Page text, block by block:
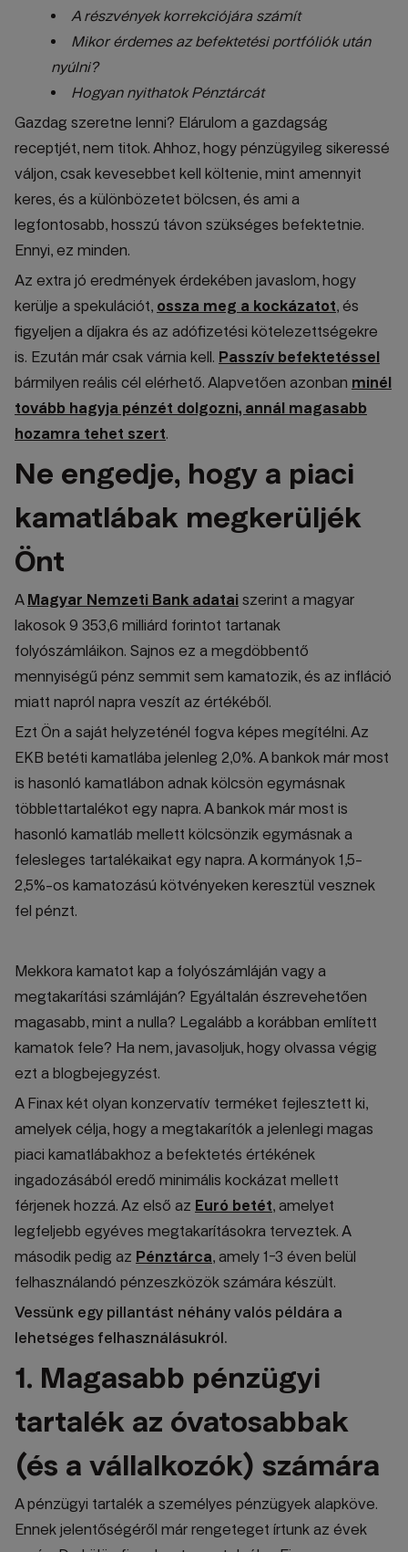
A részvények korrekciójára számít
Mikor érdemes az befektetési portfóliók után
nyúlni?
Hogyan nyithatok Pénztárcát
Gazdag szeretne lenni? Elárulom a gazdagság
receptjét, nem titok. Ahhoz, hogy pénzügyileg sikeressé
váljon, csak kevesebbet kell költenie, mint amennyit
keres, és a különbözetet bölcsen, és ami a
legfontosabb, hosszú távon szükséges befektetnie.
Ennyi, ez minden.
Az extra jó eredmények érdekében javaslom, hogy
kerülje a spekulációt, ossza meg a kockázatot, és
figyeljen a díjakra és az adófizetési kötelezettségekre
is. Ezután már csak várnia kell. Passzív befektetéssel
bármilyen reális cél elérhető. Alapvetően azonban minél
tovább hagyja pénzét dolgozni, annál magasabb
hozamra tehet szert.
Ne engedje, hogy a piaci
kamatlábak megkerüljék
Önt
A Magyar Nemzeti Bank adatai szerint a magyar
lakosok 9 353,6 milliárd forintot tartanak
folyószámláikon. Sajnos ez a megdöbbentő
mennyiségű pénz semmit sem kamatozik, és az infláció
miatt napról napra veszít az értékéből.
Ezt Ön a saját helyzeténél fogva képes megítélni. Az
EKB betéti kamatlába jelenleg 2,0%. A bankok már most
is hasonló kamatlábon adnak kölcsön egymásnak
többlettartalékot egy napra. A bankok már most is
hasonló kamatláb mellett kölcsönzik egymásnak a
felesleges tartalékaikat egy napra. A kormányok 1,5-
2,5%-os kamatozású kötvényeken keresztül vesznek
fel pénzt.
Mekkora kamatot kap a folyószámláján vagy a
megtakarítási számláján? Egyáltalán észrevehetően
magasabb, mint a nulla? Legalább a korábban említett
kamatok fele? Ha nem, javasoljuk, hogy olvassa végig
ezt a blogbejegyzést.
A Finax két olyan konzervatív terméket fejlesztett ki,
amelyek célja, hogy a megtakarítók a jelenlegi magas
piaci kamatlábakhoz a befektetés értékének
ingadozásából eredő minimális kockázat mellett
férjenek hozzá. Az első az Euró betét, amelyet
legfeljebb egyéves megtakarításokra terveztek. A
második pedig az Pénztárca, amely 1-3 éven belül
felhasználandó pénzeszközök számára készült.
Vessünk egy pillantást néhány valós példára a
lehetséges felhasználásukról.
1. Magasabb pénzügyi
tartalék az óvatosabbak
(és a vállalkozók) számára
A pénzügyi tartalék a személyes pénzügyek alapköve.
Ennek jelentőségéről már rengeteget írtunk az évek